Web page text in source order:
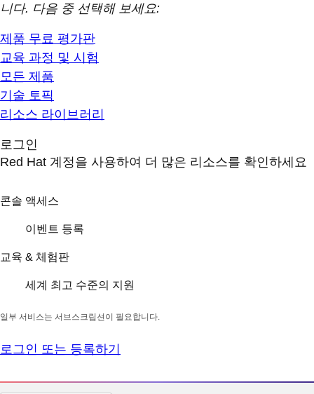
니다. 다음 중 선택해 보세요:
제품 무료 평가판
교육 과정 및 시험
모든 제품
기술 토픽
리소스 라이브러리
로그인
Red Hat 계정을 사용하여 더 많은 리소스를 확인하세요
콘솔 액세스
이벤트 등록
교육 & 체험판
세계 최고 수준의 지원
일부 서비스는 서브스크립션이 필요합니다.
로그인 또는 등록하기